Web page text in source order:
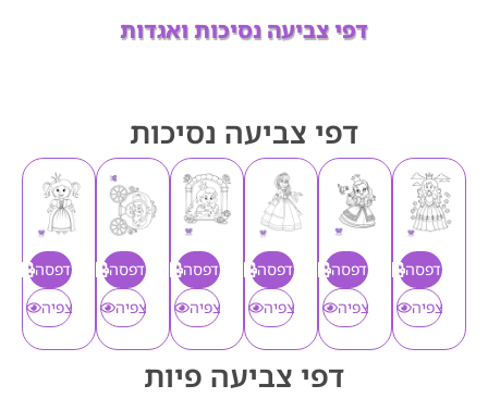
דפי צביעה נסיכות ואגדות
דפי צביעה נסיכות
הדפסה
צפיה
הדפסה
צפיה
הדפסה
צפיה
הדפסה
צפיה
הדפסה
צפיה
הדפסה
צפיה
דפי צביעה פיות